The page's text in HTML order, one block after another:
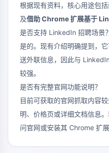
根据现有资料，核心用途包括
及借助 Chrome 扩展基于
是否支持 LinkedIn 招聘场景？
是的。现有介绍明确提到，
送外联信息，因此与
较强。
是否有完整官网功能说明？
目前可获取的官网抓取内容
明、价格页或详细文档信息
问官网或安装其 Chrome 扩